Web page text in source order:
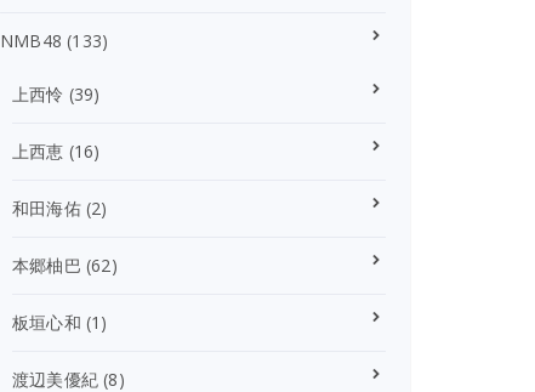
NMB48 (133)
上西怜 (39)
上西恵 (16)
和田海佑(2)
本郷柚巴 (62)
板垣心和 (1)
渡辺美優紀 (8)